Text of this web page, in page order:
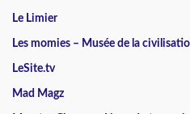
Le Limier
Les momies – Musée de la
LeSite.tv
Mad Magz